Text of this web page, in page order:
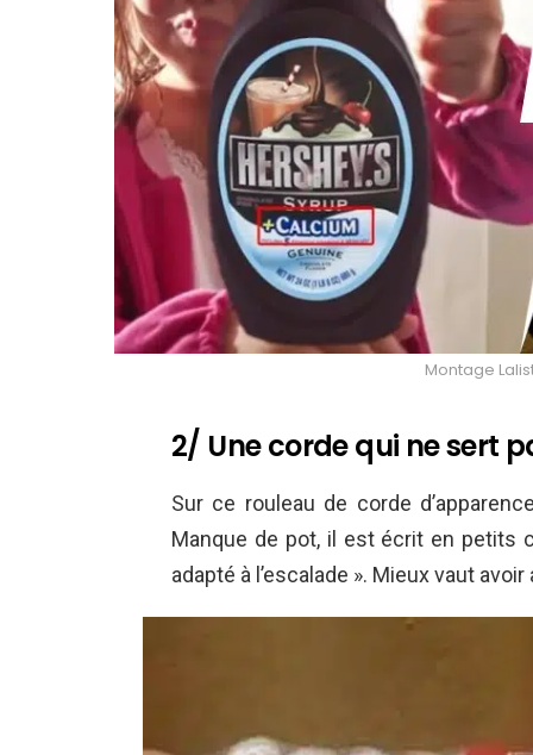
Montage
2/ Une corde qui ne sert
Sur ce rouleau de corde
Manque de pot, il est écrit en petits
adapté à l’escalade ». Mieux vaut